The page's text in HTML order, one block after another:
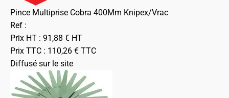
Pince Multiprise Cobra 400Mm Knipex/Vrac
Ref :
Prix HT : 91,88 € HT
Prix TTC : 110,26 € TTC
Diffusé sur le site